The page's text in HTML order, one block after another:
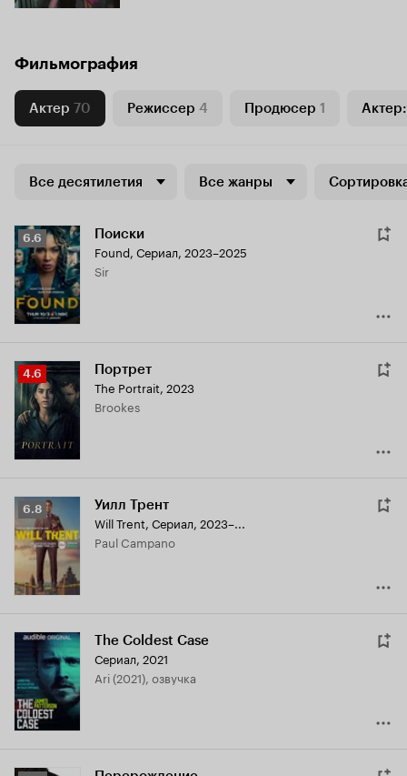
Фильмография
Актер 70 Режиссер 4 Продюсер 1
Все десятилетия Все жанры
Рейтинг
Кинопоиска
6.6
6.6 Поиски
Found, Сериал, 2023–2025
Sir
Рейтинг
Кинопоиска
4.6
4.6 Портрет
The Portrait, 2023
Brookes
Рейтинг
Кинопоиска
6.8
6.8 Уилл Трент
Will Trent, Сериал, 2023–...
Paul Campano
The Coldest Case
Сериал, 2021
Ari (2021), озвучка